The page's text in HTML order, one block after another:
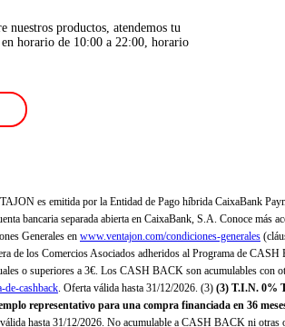
nuestros productos, atendemos tu
horario de 10:00 a 22:00, horario
es emitida por la Entidad de Pago híbrida CaixaBank
bancaria separada abierta en CaixaBank, S.A. Conoce más
Generales en www.ventajon.com/condiciones-generales
de los Comercios Asociados adheridos al Programa de
o superiores a 3€. Los CASH BACK son acumulables
de-cashback. Oferta válida hasta 31/12/2026. (3) (3) T.I.N. 0%
representativo para una compra financiada en 36
hasta 31/12/2026. No acumulable a CASH BACK ni